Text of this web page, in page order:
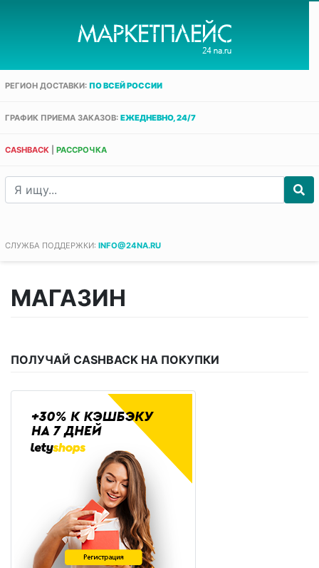
РЕГИОН ДОСТАВКИ: ПО ВСЕЙ РОССИИ
ГРАФИК ПРИЕМА ЗАКАЗОВ: ЕЖЕДНЕВНО, 24/7
CASHBACK РАССРОЧКА
СЛУЖБА ПОДДЕРЖКИ: INFO@24NA.RU
МАГАЗИН
ПОЛУЧАЙ CASHBACK НА ПОКУПКИ